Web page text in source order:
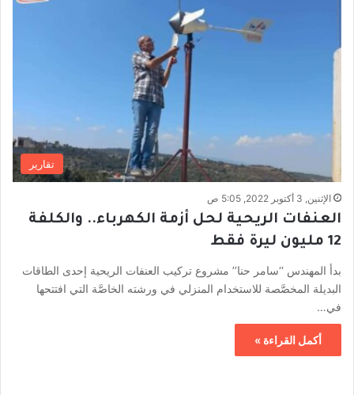
تقارير
الإثنين, 3 أكتوبر 2022, 5:05 ص
العنفات الريحية لحل أزمة الكهرباء.. والكلفة
12 مليون ليرة فقط
بدأ المهندس ‘‘سامر حنا’’ مشروع تركيب العنفات الريحية إحدى الطاقات
البديلة المخصَّصة للاستخدام المنزلي في ورشته الخاصَّة التي افتتحها
في…
أكمل القراءة »